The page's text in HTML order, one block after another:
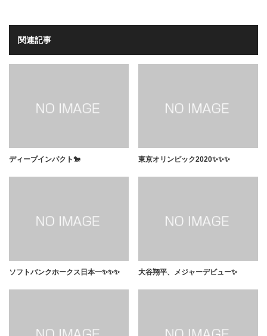
関連記事
ディープインパクト🐎 東京オリンピック2020✨✨✨
ソフトバンクホークス日本一✨✨✨ 大谷翔平、メジャーデビュー✨